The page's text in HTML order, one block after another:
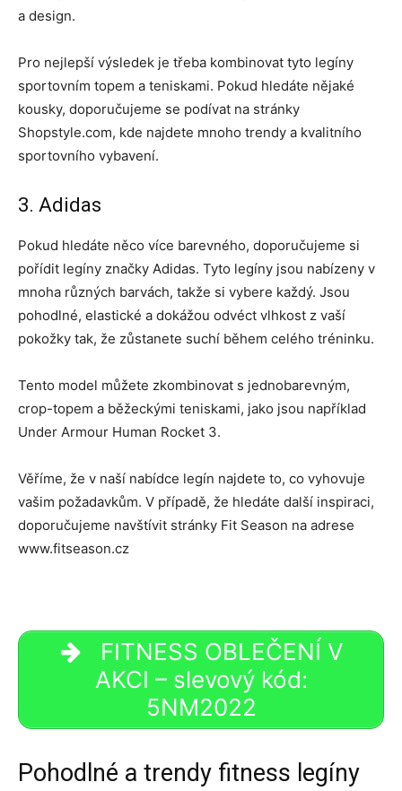
a design.
Pro nejlepší výsledek je třeba kombinovat tyto legíny
sportovním topem a teniskami. Pokud hledáte nějaké
kousky, doporučujeme se podívat na stránky
Shopstyle.com, kde najdete mnoho trendy a kvalitního
sportovního vybavení.
3. Adidas
Pokud hledáte něco více barevného, doporučujeme si
pořídit legíny značky Adidas. Tyto legíny jsou nabízeny v
mnoha různých barvách, takže si vybere každý. Jsou
pohodlné, elastické a dokážou odvéct vlhkost z vaší
pokožky tak, že zůstanete suchí během celého tréninku.
Tento model můžete zkombinovat s jednobarevným,
crop-topem a běžeckými teniskami, jako jsou například
Under Armour Human Rocket 3.
Věříme, že v naší nabídce legín najdete to, co vyhovuje
vašim požadavkům. V případě, že hledáte další inspiraci,
doporučujeme navštívit stránky Fit Season na adrese
www.fitseason.cz
FITNESS OBLEČENÍ V
AKCI – slevový kód:
5NM2022
Pohodlné a trendy fitness legíny